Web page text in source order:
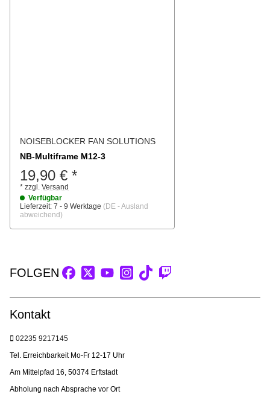
NOISEBLOCKER FAN SOLUTIONS
NB-Multiframe M12-3
19,90 € *
* zzgl. Versand
Verfügbar
Lieferzeit: 7 - 9 Werktage (DE - Ausland
abweichend)
FOLGEN
Kontakt
02235 9217145
Tel. Erreichbarkeit Mo-Fr 12-17 Uhr
Am Mittelpfad 16, 50374 Erftstadt
Abholung nach Absprache vor Ort